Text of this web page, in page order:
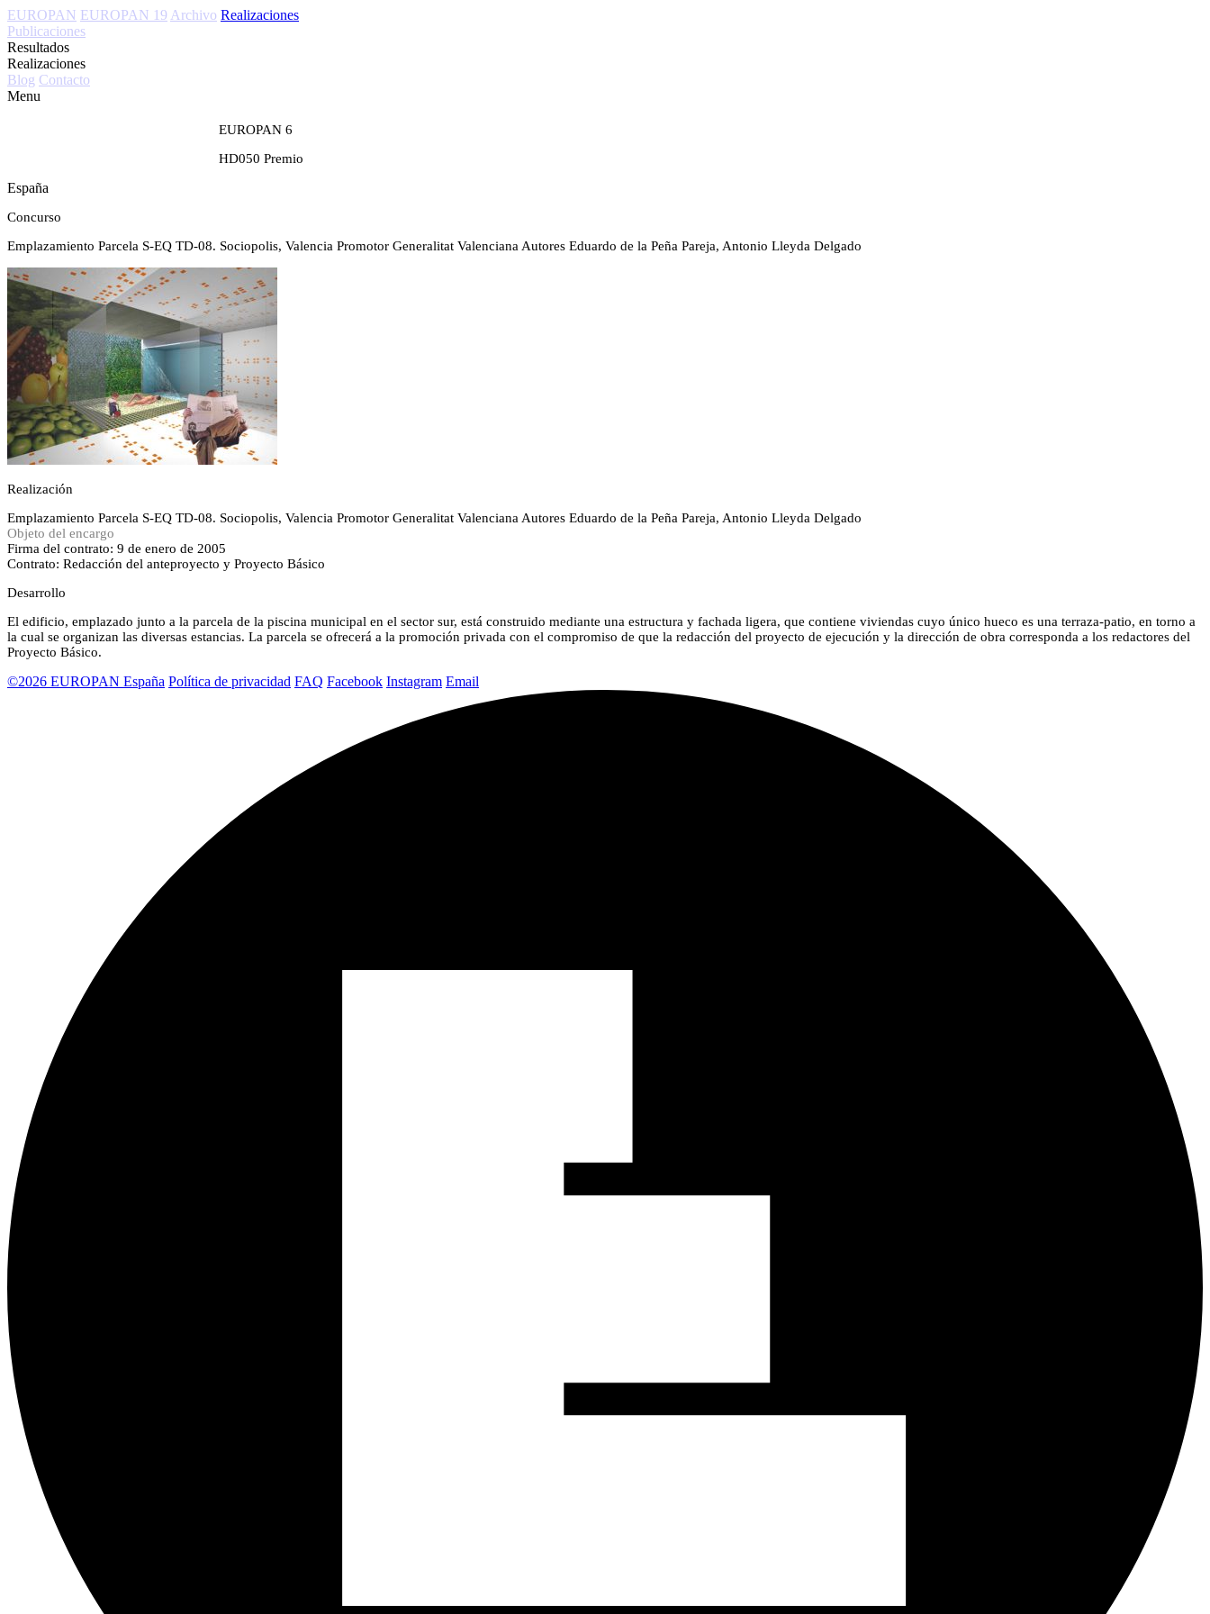
EUROPAN EUROPAN 19 Archivo Realizaciones
Publicaciones
Resultados
Realizaciones
Blog Contacto
Menu
EUROPAN 6
HD050 Premio
España
Concurso
Emplazamiento Parcela S-EQ TD-08. Sociopolis, Valencia Promotor Generalitat Valenciana Autores Eduardo de la Peña Pareja, Antonio Lleyda Delgado
Realización
Emplazamiento Parcela S-EQ TD-08. Sociopolis, Valencia Promotor Generalitat Valenciana Autores Eduardo de la Peña Pareja, Antonio Lleyda Delgado
Objeto del encargo
Firma del contrato: 9 de enero de 2005
Contrato: Redacción del anteproyecto y Proyecto Básico
Desarrollo
El edificio, emplazado junto a la parcela de la piscina municipal en el sector sur, está construido mediante una estructura y fachada ligera, que contiene viviendas cuyo único hueco es una terraza-patio, en torno a
la cual se organizan las diversas estancias. La parcela se ofrecerá a la promoción privada con el compromiso de que la redacción del proyecto de ejecución y la dirección de obra corresponda a los redactores del
Proyecto Básico.
©2026 EUROPAN España Política de privacidad FAQ Facebook Instagram Email